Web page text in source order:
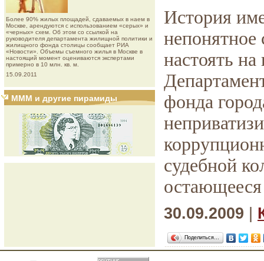
Более 90% жилых площадей, сдаваемых в наем в
Москве, арендуются с использованием «серых» и
«черных» схем. Об этом со ссылкой на
руководителя департамента жилищной политики и
жилищного фонда столицы сообщает РИА
«Новости». Объемы съемного жилья в Москве в
настоящий момент оцениваются экспертами
примерно в 10 млн. кв. м.
15.09.2011
МММ и другие пирамиды
История
непонятное
настоять
фонда
судебной
30.09.2009
Поделиться…